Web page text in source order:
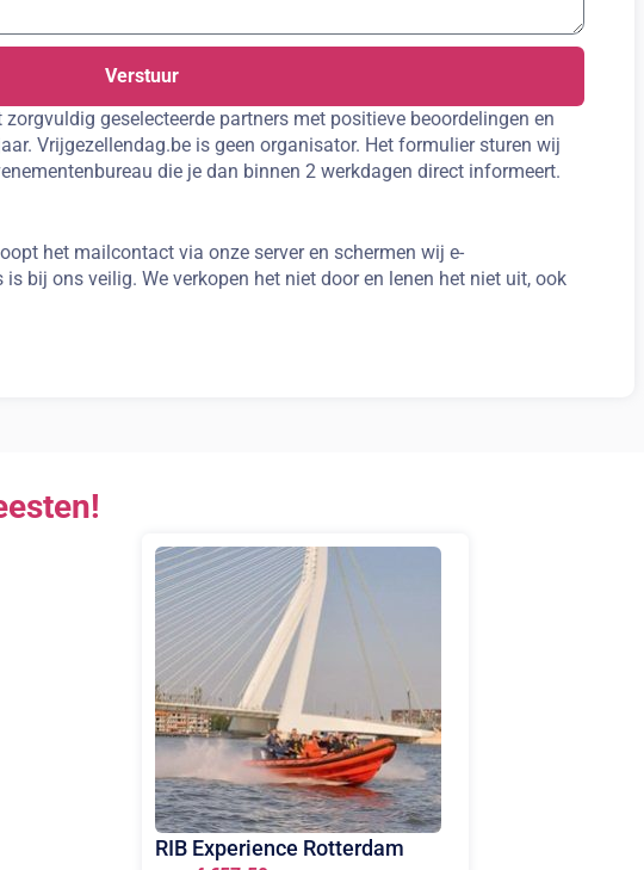
Verstuur
geselecteerde partners met positieve beoordelingen en
Vrijgezellendag.be is geen organisator. Het formulier sturen wij
die je dan binnen 2 werkdagen direct informeert.
het mailcontact via onze server en schermen wij e-
bij ons veilig. We verkopen het niet door en lenen het niet uit, ook
RIB Experience Rotterdam